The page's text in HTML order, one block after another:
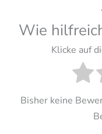
Wie
Klicke auf
Bisher keine